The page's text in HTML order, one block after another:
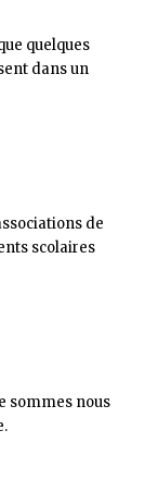
quelques
dans un
de
scolaires
sommes nous